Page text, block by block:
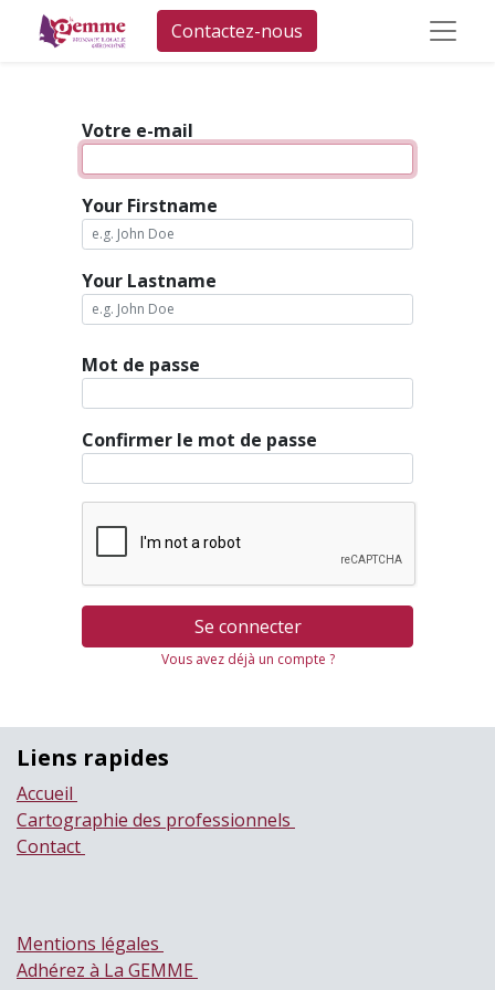
Contactez-nous
Votre e-mail
Your Firstname
Your Lastname
Mot de passe
Confirmer le mot de passe
Se connecter
Vous avez déjà un compte ?
Liens rapides
Accueil
Cartographie des professionnels
Contact
Mentions légales
Adhérez à La GEMME